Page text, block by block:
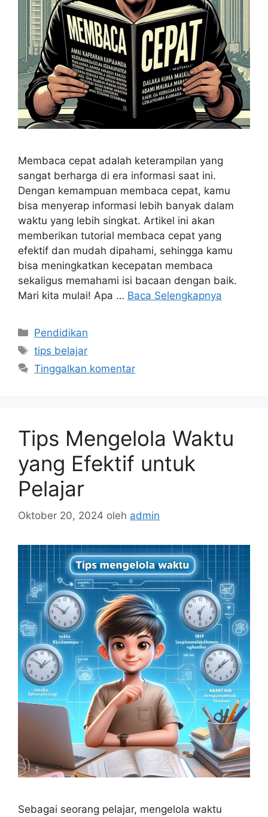
Membaca cepat adalah keterampilan yang
sangat berharga di era informasi saat ini.
Dengan kemampuan membaca cepat, kamu
bisa menyerap informasi lebih banyak dalam
waktu yang lebih singkat. Artikel ini akan
memberikan tutorial membaca cepat yang
efektif dan mudah dipahami, sehingga kamu
bisa meningkatkan kecepatan membaca
sekaligus memahami isi bacaan dengan baik.
Mari kita mulai! Apa … Baca Selengkapnya
Kategori
Pendidikan
Tag
tips belajar
Tinggalkan komentar
Tips Mengelola Waktu
yang Efektif untuk
Pelajar
Oktober 20, 2024 oleh admin
Sebagai seorang pelajar, mengelola waktu